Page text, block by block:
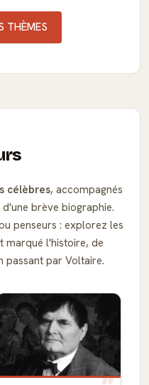
THÈMES
célèbres, accompagnés
brève biographie.
penseurs : explorez les
marqué l'histoire, de
passant par Voltaire.